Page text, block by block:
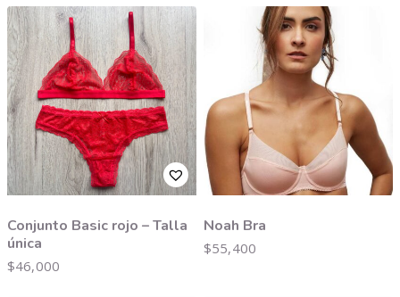
Conjunto Basic rojo – Talla
única
$46,000
Noah Bra
$55,400